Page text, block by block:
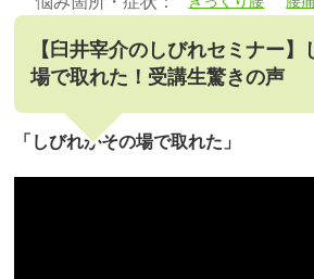
【臼井宰介のしびれセミナー】
場で取れた！受講生驚きの声
「しびれがその場で取れた」